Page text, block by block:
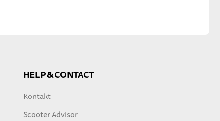
HELP & CONTACT
Kontakt
Scooter Advisor